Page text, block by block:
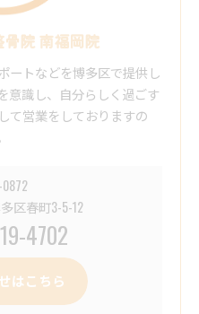
院 南福岡院
ートなどを博多区で提供し
意識し、自分らしく過ごす
て営業をしておりますの
区春町3-5-12
4702
はこちら